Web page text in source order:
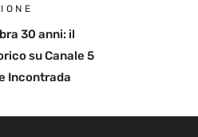
30 anni: il
su Canale 5
Incontrada